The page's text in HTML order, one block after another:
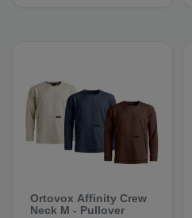
Ortovox Affinity Crew
Neck M - Pullover